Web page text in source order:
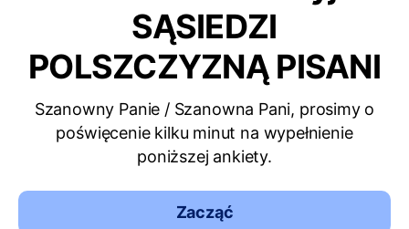
SĄSIEDZI
POLSZCZYZNĄ PISANI
Szanowny Panie / Szanowna Pani, prosimy o
poświęcenie kilku minut na wypełnienie
poniższej ankiety.
Zacząć